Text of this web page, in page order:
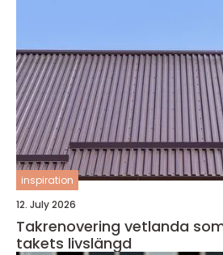
inspiration
12. July 2026
Takrenovering vetlanda
takets livslängd